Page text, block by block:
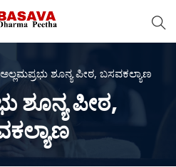
ಅಲ್ಲಮಪ್ರಭು ಶೂನ್ಯ ಪೀಠ, ಬಸವಕಲ್ಯಾಣ
ಶೂನ್ಯ ಪೀಠ,